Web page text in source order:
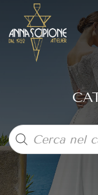
Products
search